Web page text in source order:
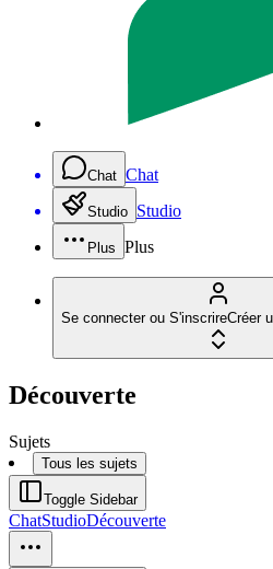
Chat Chat
Studio Studio
Plus Plus
Se connecter ou S'inscrireCréer
Découverte
Sujets
Tous les sujets
Toggle Sidebar
ChatStudioDécouverte